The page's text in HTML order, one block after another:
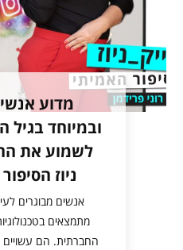
מדוע
ובמיוחד בגיל
לשמוע את
ניוז
אנשים מבוגרים
מתמצאים
החברתית. הם